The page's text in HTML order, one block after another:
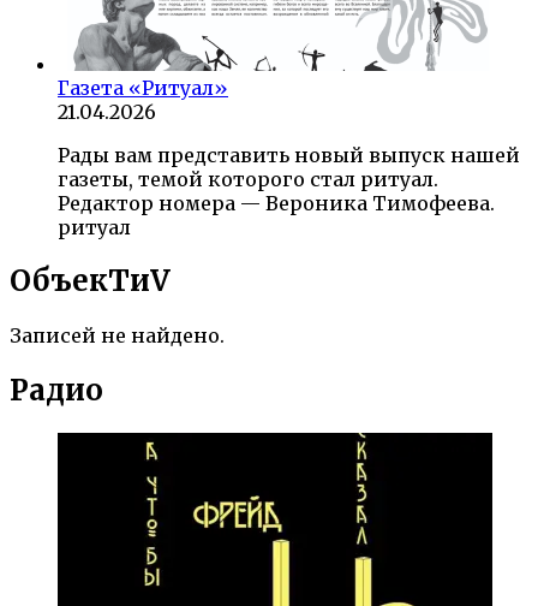
Газета «Ритуал»
21.04.2026
Рады вам представить новый выпуск нашей
газеты, темой которого стал ритуал.
Редактор номера — Вероника Тимофеева.
ритуал
ОбъекTиV
Записей не найдено.
Радио